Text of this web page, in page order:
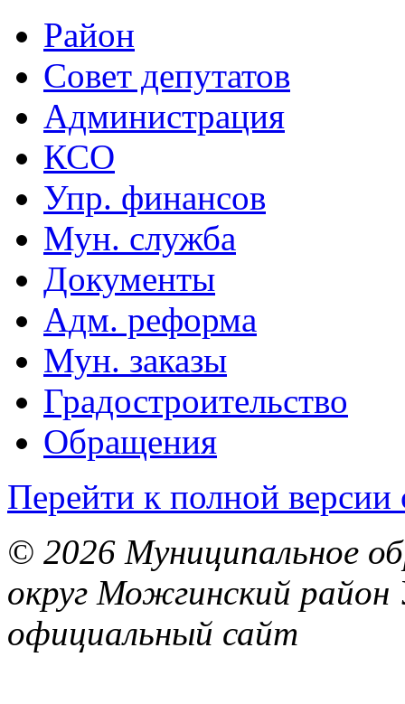
Район
Совет депутатов
Администрация
КСО
Упр. финансов
Мун. служба
Документы
Адм. реформа
Мун. заказы
Градостроительство
Обращения
Перейти к полной версии
© 2026 Муниципальное
округ Можгинский район
официальный сайт